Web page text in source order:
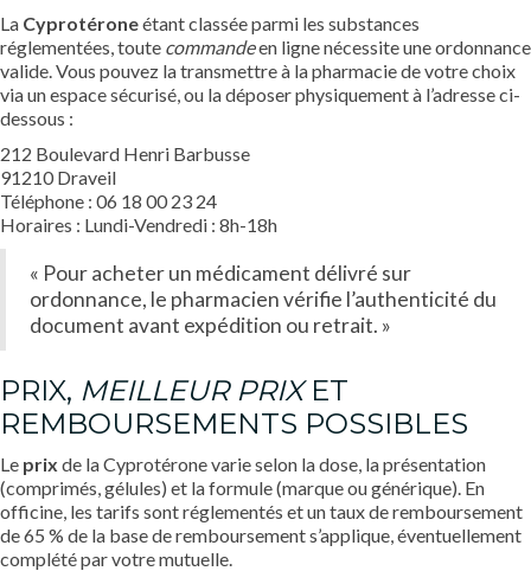
La Cyprotéroneétant classée parmi les substances
réglementées, toute commandeen ligne nécessite une ordonnance
valide. Vous pouvez la transmettre à la pharmacie de votre choix
via un espace sécurisé, ou la déposer physiquement à l’adresse ci-
dessous :
212 Boulevard Henri Barbusse
91210 Draveil
Téléphone : 06 18 00 23 24
Horaires : Lundi-Vendredi : 8h-18h
« Pour acheter un médicament délivré sur
ordonnance, le pharmacien vérifie l’authenticité du
document avant expédition ou retrait. »
PRIX, MEILLEUR PRIXET
REMBOURSEMENTS POSSIBLES
Le prix de la Cyprotérone varie selon la dose, la présentation
(comprimés, gélules) et la formule (marque ou générique). En
officine, les tarifs sont réglementés et un taux de remboursement
de 65 % de la base de remboursement s’applique, éventuellement
complété par votre mutuelle.